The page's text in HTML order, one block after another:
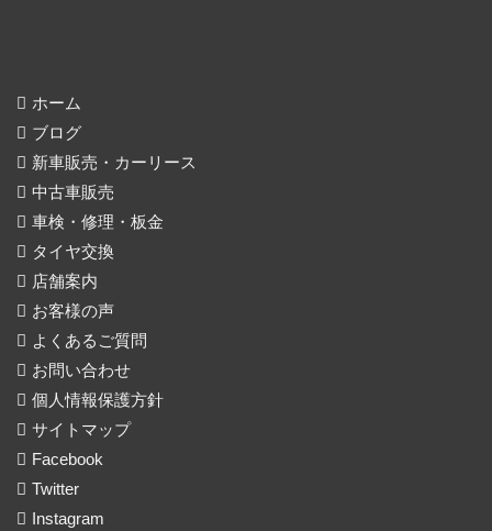
ホーム
ブログ
新車販売・カーリース
中古車販売
車検・修理・板金
タイヤ交換
店舗案内
お客様の声
よくあるご質問
お問い合わせ
個人情報保護方針
サイトマップ
Facebook
Twitter
Instagram